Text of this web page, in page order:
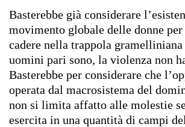
Basterebbe già considerare
movimento globale delle donne
cadere nella trappola gramelliniana
uomini pari sono, la violenza non
Basterebbe per considerare che
operata dal macrosistema del
non si limita affatto alle molestie
esercita in una quantità di campi